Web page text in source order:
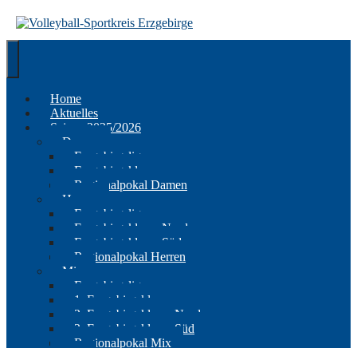
zum
Inhalt
Home
Aktuelles
Saison 2025/2026
Damen
Erzgebirgsliga
Erzgebirgsklasse
Regionalpokal Damen
Herren
Erzgebirgsliga
Erzgebirgsklasse Nord
Erzgebirgsklasse Süd
Regionalpokal Herren
Mix
Erzgebirgsliga
1. Erzgebirgsklasse
2. Erzgebirgsklasse Nord
2. Erzgebirgsklasse Süd
Regionalpokal Mix